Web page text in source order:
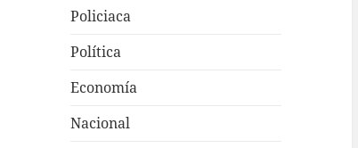
Policiaca
Política
Economía
Nacional